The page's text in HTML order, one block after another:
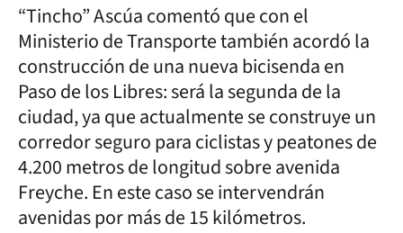
“Tincho” Ascúa comentó que con el
Ministerio de Transporte también acordó la
construcción de una nueva bicisenda en
Paso de los Libres: será la segunda de la
ciudad, ya que actualmente se construye un
corredor seguro para ciclistas y peatones de
4.200 metros de longitud sobre avenida
Freyche. En este caso se intervendrán
avenidas por más de 15 kilómetros.